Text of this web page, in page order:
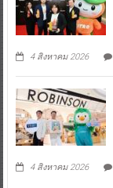
4 สิงหาคม 2026
4 สิงหาคม 2026